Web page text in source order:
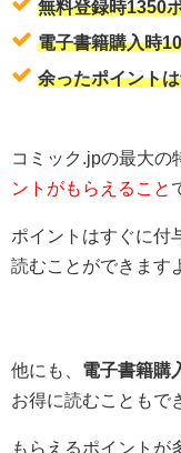
無料登録時1350
電子書籍購入時
余ったポイント
コミック.jpの最大の
ントがもらえること
ポイントはすぐに付
読むことができます
他にも、 電子書籍購
お得に読むこともで
もらえるポイントが